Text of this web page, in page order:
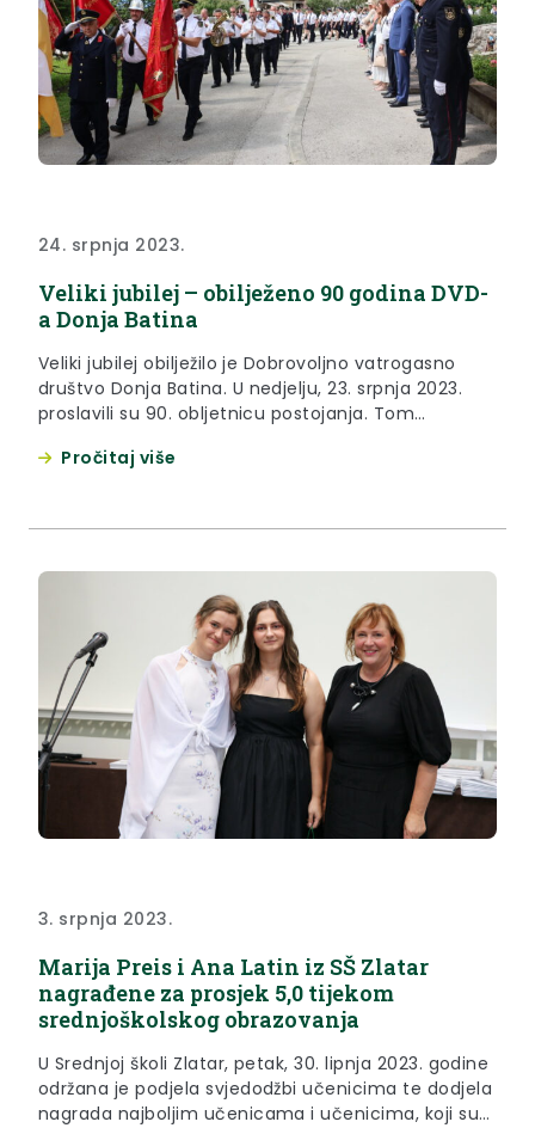
24. srpnja 2023.
Veliki jubilej – obilježeno 90 godina DVD-
a Donja Batina
Veliki jubilej obilježilo je Dobrovoljno vatrogasno
društvo Donja Batina. U nedjelju, 23. srpnja 2023.
proslavili su 90. obljetnicu postojanja. Tom
vatrogasnom domu kojoj su prisustvovali župan
Pročitaj više
3. srpnja 2023.
Marija Preis i Ana Latin iz SŠ Zlatar
nagrađene za prosjek 5,0 tijekom
srednjoškolskog obrazovanja
U Srednjoj školi Zlatar, petak, 30. lipnja 2023. godine
održana je podjela svjedodžbi učenicima te dodjela
nagrada najboljim učenicama i učenicima, koji su